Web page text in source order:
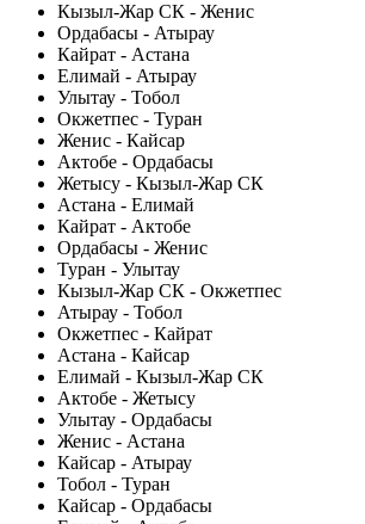
Кызыл-Жар СК - Женис
Ордабасы - Атырау
Кайрат - Астана
Елимай - Атырау
Улытау - Тобол
Окжетпес - Туран
Женис - Кайсар
Актобе - Ордабасы
Жетысу - Кызыл-Жар СК
Астана - Елимай
Кайрат - Актобе
Ордабасы - Женис
Туран - Улытау
Кызыл-Жар СК - Окжетпес
Атырау - Тобол
Окжетпес - Кайрат
Астана - Кайсар
Елимай - Кызыл-Жар СК
Актобе - Жетысу
Улытау - Ордабасы
Женис - Астана
Кайсар - Атырау
Тобол - Туран
Кайсар - Ордабасы